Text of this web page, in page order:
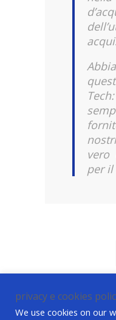
vero
per il
navigation
privacy e cookies
We use cookies on our